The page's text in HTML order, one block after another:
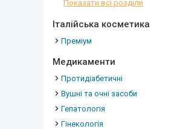
Показати всі розділи
Італійська косметика
Преміум
Медикаменти
Протидіабетичні
Вушні та очні засоби
Гепатологія
Гінекологія